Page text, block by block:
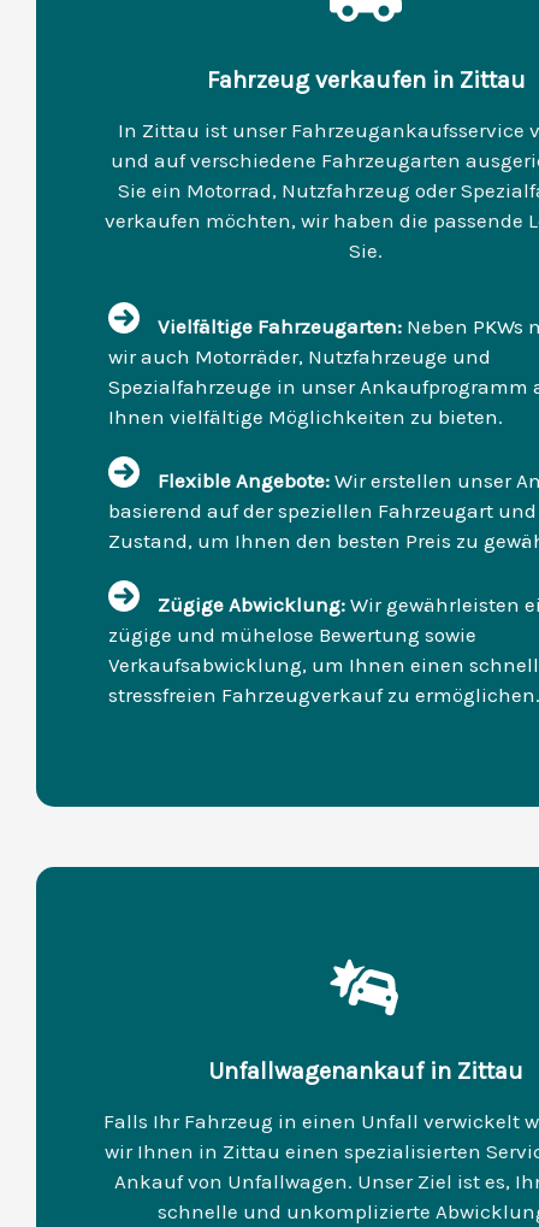
Fahrzeug verkaufen in Zittau
In Zittau ist unser Fahrzeugankaufsservice
und auf verschiedene Fahrzeugarten
Sie ein Motorrad, Nutzfahrzeug oder
verkaufen möchten, wir haben die passende
Sie.
Vielfältige Fahrzeugarten: Neben PKWs
wir auch Motorräder, Nutzfahrzeuge und
Spezialfahrzeuge in unser Ankaufprogramm
Ihnen vielfältige Möglichkeiten zu bieten.
Flexible Angebote: Wir erstellen unser
basierend auf der speziellen Fahrzeugart
Zustand, um Ihnen den besten Preis zu
Zügige Abwicklung: Wir gewährleisten
zügige und mühelose Bewertung sowie
Verkaufsabwicklung, um Ihnen einen
stressfreien Fahrzeugverkauf zu ermöglichen.
Unfallwagenankauf in Zittau
Falls Ihr Fahrzeug in einen Unfall verwickelt
wir Ihnen in Zittau einen spezialisierten
Ankauf von Unfallwagen. Unser Ziel ist es,
schnelle und unkomplizierte